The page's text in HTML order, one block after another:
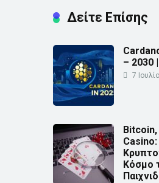
Δείτε Επίσης
– 2030
7
Bitcoin,
Κόσμο